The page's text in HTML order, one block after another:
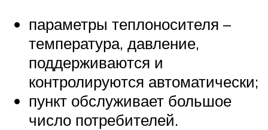
параметры теплоносителя –
температура, давление,
поддерживаются и
контролируются автоматически;
пункт обслуживает большое
число потребителей.